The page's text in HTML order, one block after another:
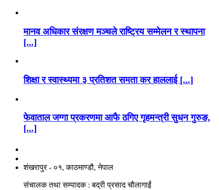
मानव अधिकार संरक्षण मञ्चले राष्ट्रिय सम्मेलन र स्थापना
[...]
शिक्षा र स्वास्थ्यमा ३ प्रतिशत समता कर हाललाई [...]
फेवाताल जग्गा प्रकरणमा आफै ठगिए गृहमन्त्री सुधन गुरुङ,
[...]
शंखरापुर - ०१, काठमाण्डौ, नेपाल
संचालक तथा सम्पादक : बद्री प्रसाद चौलागाईं